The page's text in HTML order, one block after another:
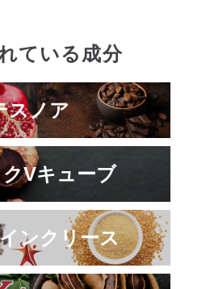
ている成分
スノア
Vキューブ
ンクリース